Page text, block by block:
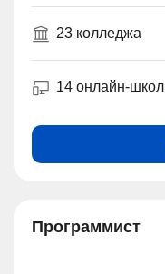
23 колледжа
14 онлайн-школ
Программист